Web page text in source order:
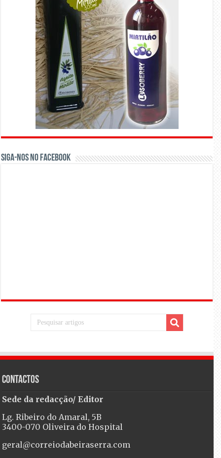
Siga-nos no Facebook
Contactos
Sede da redacção/ Editor
Lg. Ribeiro do Amaral, 5B
3400-070 Oliveira do Hospital
geral@correiodabeiraserra.com